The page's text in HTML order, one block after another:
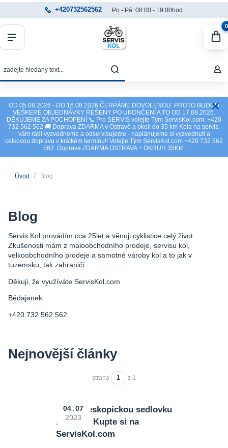
OD 05.08.2026 - DO 16.08.2026 ČERPÁME DOVOLENOU. PROTO BUDOU
VEŠKERÉ OBJEDNÁVKY ŘEŠENY PO UKONČENÍ A TO OD 17.08.2026.
DĚKUJEME ZA POCHOPENÍ 📞 Pro SERVIS volejte Tým ServisKol.com: +420
732 562 562 🚚 Doprava ZDARMA v Ostravě a okolí do 35 km Kola na servis,
vám rádi vyzvedneme a odservisujeme - naplánujeme si vyzvednutí a
celkovou dopravu v krátkém termínu!! Volejte Tým ServisKol.com +420 732 562
562. Doprava ZDARMA OSTRAVA + OKRUH 35KM.
+420732562562 Po - Pá: 08:00 - 19:00hod
0
Úvod Blog
Blog
Servis Kol provádím cca 25let a věnuji cyklistice celý život.
Zkušenosti mám z maloobchodního prodeje, servisu kol,
velkoobchodního prodeje a samotné vároby kol a to jak v
tuzemsku, tak zahraničí...
Děkuji, že využíváte ServisKol.com
Bědajanek
+420 732 562 562
Nejnovější články
strana z 1
Proč teleskopickou sedlovku
na kolo? Kupte si na
ServisKol.com
04 07
2023